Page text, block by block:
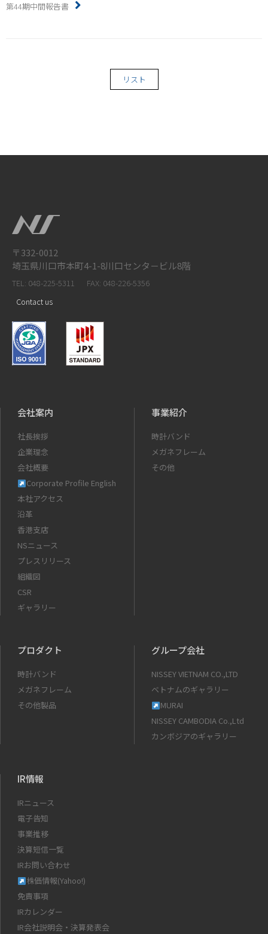
第44期中間報告書
リスト
〒332-0012
埼玉県川口市本町4-1-8川口センタ－ビル8階
TEL: 048-225-5311
FAX: 048-226-5356
Contact us
会社案内
社長挨拶
企業理念
会社概要
Corporate Profile English
本社アクセス
沿革
香港支店
NSニュース
プレスリリース
組織図
CSR
ギャラリー
事業紹介
時計バンド
メガネフレーム
その他
プロダクト
時計バンド
メガネフレーム
その他製品
グループ会社
NISSEY VIETNAM CO.,LTD
ベトナムのギャラリー
MURAI
NISSEY CAMBODIA Co.,Ltd
カンボジアのギャラリー
IR情報
IRニュース
電子告知
事業推移
決算短信一覧
IRお問い合わせ
株価情報(Yahoo!)
免責事項
IRカレンダー
IR会社説明会・決算発表会